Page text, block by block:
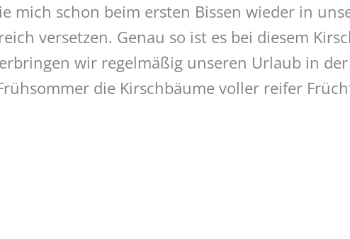
mich schon beim ersten Bissen wieder in
versetzen. Genau so ist es bei diesem
wir regelmäßig unseren Urlaub in der
die Kirschbäume voller reifer